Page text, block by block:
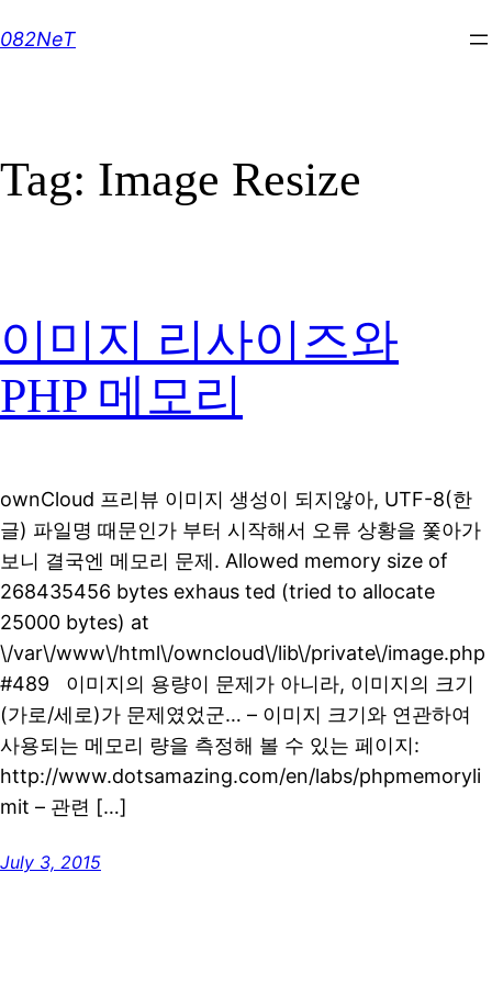
to
082NeT
Tag: Image Resize
이미지 리사이즈와
PHP 메모리
ownCloud 프리뷰 이미지 생성이 되지않아, UTF-8(한
글) 파일명 때문인가 부터 시작해서 오류 상황을 쫓아가
보니 결국엔 메모리 문제. Allowed memory size of
268435456 bytes exhaus ted (tried to allocate
25000 bytes) at
\/var\/www\/html\/owncloud\/lib\/private\/image.php
#489 이미지의 용량이 문제가 아니라, 이미지의 크기
(가로/세로)가 문제였었군… – 이미지 크기와 연관하여
사용되는 메모리 량을 측정해 볼 수 있는 페이지:
http://www.dotsamazing.com/en/labs/phpmemoryli
mit – 관련 […]
July 3, 2015